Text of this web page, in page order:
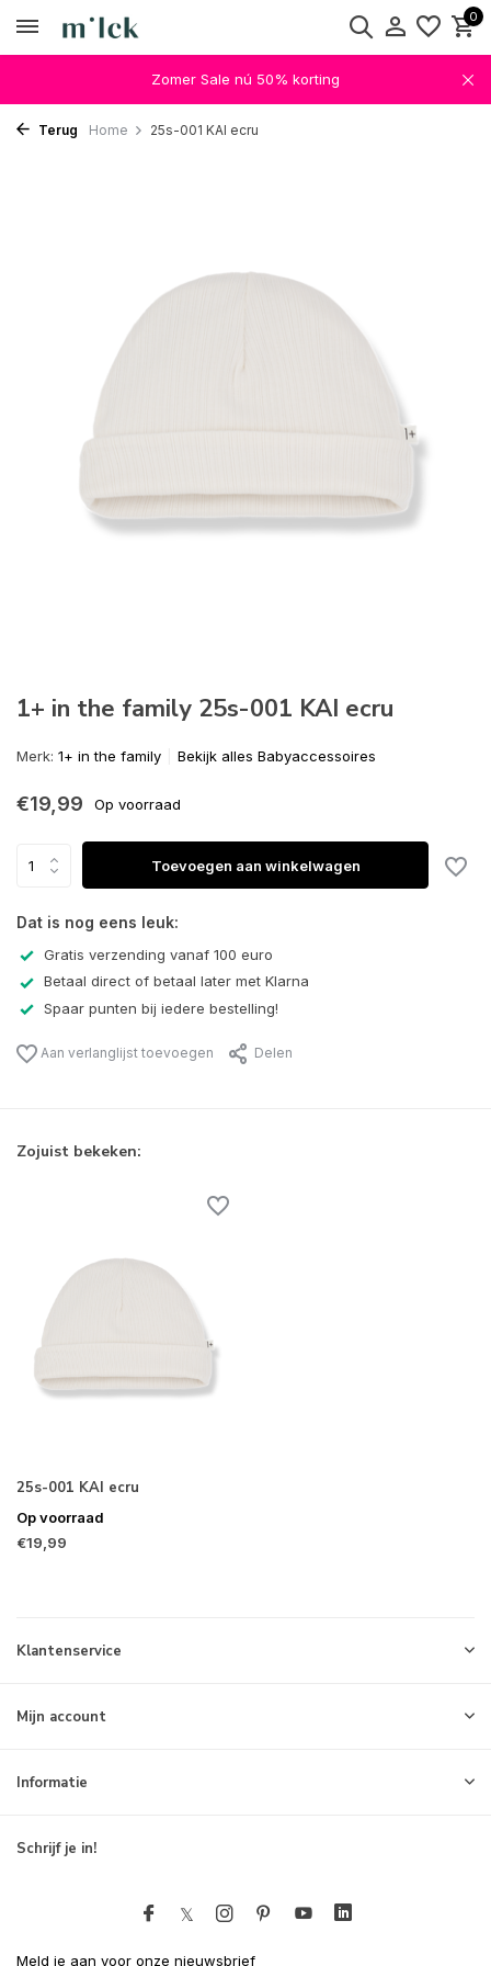
0
Zomer Sale nú 50% korting
Terug Home 25s-001 KAI ecru
1+ in the family 25s-001 KAI ecru
Merk: 1+ in the family Bekijk alles Babyaccessoires
€19,99 Op voorraad
Toevoegen aan winkelwagen
Dat is nog eens leuk:
Gratis verzending vanaf 100 euro
Betaal direct of betaal later met Klarna
Spaar punten bij iedere bestelling!
Aan verlanglijst toevoegen Delen
Zojuist bekeken:
25s-001 KAI ecru
Op voorraad
€19,99
Klantenservice
Mijn account
Informatie
Schrijf je in!
Meld je aan voor onze nieuwsbrief